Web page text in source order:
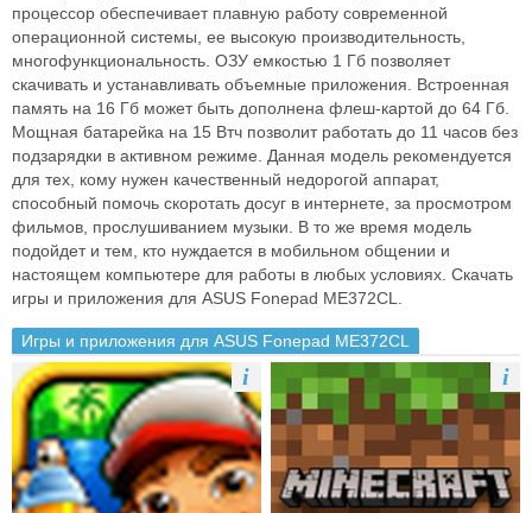
процессор обеспечивает плавную работу современной
операционной системы, ее высокую производительность,
многофункциональность. ОЗУ емкостью 1 Гб позволяет
скачивать и устанавливать объемные приложения. Встроенная
память на 16 Гб может быть дополнена флеш-картой до 64 Гб.
Мощная батарейка на 15 Втч позволит работать до 11 часов без
подзарядки в активном режиме. Данная модель рекомендуется
для тех, кому нужен качественный недорогой аппарат,
способный помочь скоротать досуг в интернете, за просмотром
фильмов, прослушиванием музыки. В то же время модель
подойдет и тем, кто нуждается в мобильном общении и
настоящем компьютере для работы в любых условиях. Скачать
игры и приложения для ASUS Fonepad ME372CL.
Игры и приложения для ASUS Fonepad ME372CL
i i